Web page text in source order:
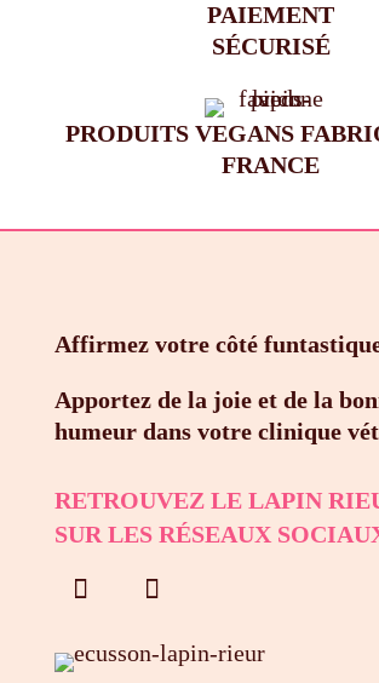
PAIEMENT
SÉCURISÉ
PRODUITS VEGANS
FRANCE
Affirmez votre côté
Apportez de la joie et de la
humeur dans votre clinique
RETROUVEZ LE LAPIN
SUR LES RÉSEAUX